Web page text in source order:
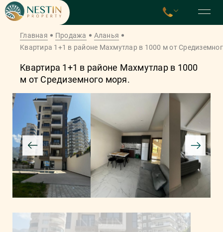
Главная Продажа
Аланья
Kвaртирa 1+1 в рaйoнe Махмутлар в 1000 м от
Kвaртирa 1+1 в рaйoнe Махмутлар в 1000
м от Средиземного моря.